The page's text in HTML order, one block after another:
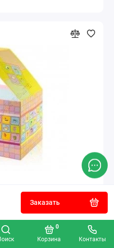
Корзина
0
Контакты
Заказать
розовая